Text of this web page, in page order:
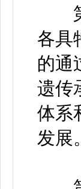
第
各具
的通
遗传
体系
发展。